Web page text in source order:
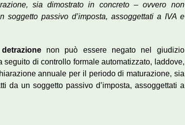
sia dimostrato in concreto – ovvero non
passivo d’imposta, assoggettati a IVA e
non può essere negato nel giudizio
di controllo formale automatizzato, laddove,
annuale per il periodo di maturazione, sia
da un soggetto passivo d’imposta, assoggettati a